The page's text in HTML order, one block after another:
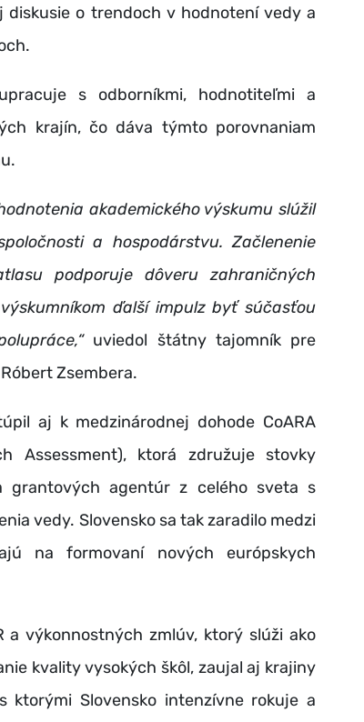
o trendoch v hodnotení vedy a
s odborníkmi, hodnotiteľmi a
krajín, čo dáva týmto porovnaniam
akademického výskumu slúžil
a hospodárstvu. Začlenenie
podporuje dôveru zahraničných
ďalší impulz byť súčasťou
uviedol štátny tajomník pre
Zsembera.
aj k medzinárodnej dohode CoARA
Assessment), ktorá združuje stovky
grantových agentúr z celého sveta s
vedy. Slovensko sa tak zaradilo medzi
na formovaní nových európskych
a výkonnostných zmlúv, ktorý slúži ako
kvality vysokých škôl, zaujal aj krajiny
ktorými Slovensko intenzívne rokuje a